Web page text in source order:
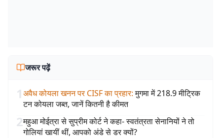
जरूर पढ़ें
1अवैध कोयला खनन पर CISF का प्रहार: मुगमा में 218.9 मीट्रिक
टन कोयला जब्त, जानें कितनी है कीमत
2महुआ मोईत्रा से सुप्रीम कोर्ट ने कहा- स्वतंत्रता सेनानियों ने तो
गोलियां खायीं थीं, आपको अंडे से डर क्यों?